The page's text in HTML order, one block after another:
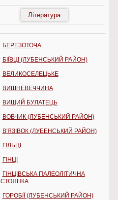
Література
БЕРЕЗОТОЧА
БІЇВЦІ (ЛУБЕНСЬКИЙ РАЙОН)
ВЕЛИКОСЕЛЕЦЬКЕ
ВИШНЕВЕЧЧИНА
ВИЩИЙ БУЛАТЕЦЬ
ВОВЧИК (ЛУБЕНСЬКИЙ РАЙОН)
В'ЯЗІВОК (ЛУБЕНСЬКИЙ РАЙОН)
ГІЛЬЦІ
ГІНЦІ
ГІНЦІВСЬКА ПАЛЕОЛІТИЧНА
СТОЯНКА
ГОРОБІЇ (ЛУБЕНСЬКИЙ РАЙОН)